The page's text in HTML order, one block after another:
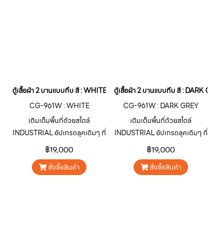
ตู้เสื้อผ้า 2 บานแบบทึบ สี : WHITE
CG-961W : WHITE
เติมเต็มพื้นที่ด้วยสไตล์
INDUSTRIAL อัปเกรดลุคเดิมๆ ที่
จำเจให้โดดเด่น ดิบ เท่ ไม่เหมือน
ใครด้วยตู้เหล็กอเนกประสงค์ ซีรีส์
CARGO “คาร์โก” สินค้ากลุ่มตู้
฿19,000
สั่งซื้อสินค้า
ตู้เสื้อผ้า 2 บานแบบทึบ สี : DARK
CG-961W : DARK GREY
เติมเต็มพื้นที่ด้วยสไตล์
INDUSTRIAL อัปเกรดลุคเดิมๆ ที่
จำเจให้โดดเด่น ดิบ เท่ ไม่เหมือน
ใครด้วยตู้เหล็กอเนกประสงค์ ซีรีส์
CARGO “คาร์โก” สินค้ากลุ่มตู้
฿19,000
สั่งซื้อสินค้า